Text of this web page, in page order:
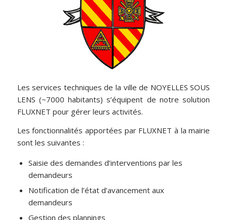
Les services techniques de la ville de NOYELLES SOUS
LENS (~7000 habitants) s’équipent de notre solution
FLUXNET pour gérer leurs activités.
Les fonctionnalités apportées par FLUXNET à la mairie
sont les suivantes :
Saisie des demandes d’interventions par les
demandeurs
Notification de l’état d’avancement aux
demandeurs
Gestion des plannings